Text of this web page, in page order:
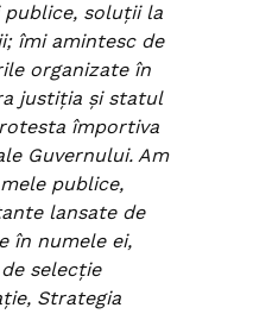
soluţii la
îmi amintesc de
organizate în
justiţia şi statul
împortiva
Guvernului. Am
publice,
lansate de
în numele ei,
selecţie
Strategia